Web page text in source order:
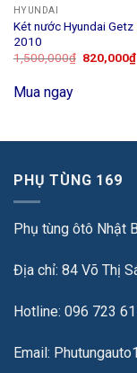
HYUNDAI
Két nước Hyundai
2010
1,500,000₫ 820,000₫
Mua ngay
PHỤ TÙNG 169
Phụ tùng ôtô Nhật
Địa chỉ: 84 Võ Thị
Hotline: 096 723
Email: